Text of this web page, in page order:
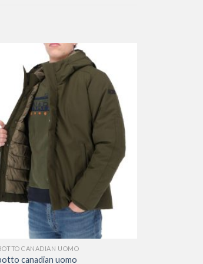
CANADIAN UOMO
canadian uomo